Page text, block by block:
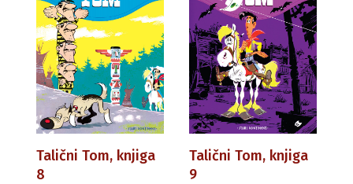
Talični Tom, knjiga
8
Talični Tom, knjiga
9